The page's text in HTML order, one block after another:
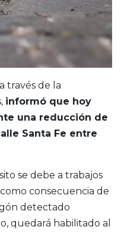
través de la
informó que hoy
una reducción de
Santa Fe entre
se debe a trabajos
consecuencia de
detectado
quedará habilitado al